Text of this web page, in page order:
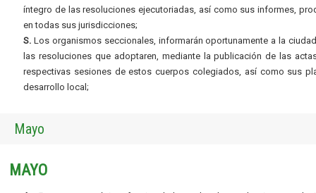
íntegro de las resoluciones ejecutoriadas, así como sus informes,
en todas sus jurisdicciones;
S. Los organismos seccionales, informarán oportunamente a la
las resoluciones que adoptaren, mediante la publicación de las
respectivas sesiones de estos cuerpos colegiados, así como sus
desarrollo local;
Mayo
MAYO